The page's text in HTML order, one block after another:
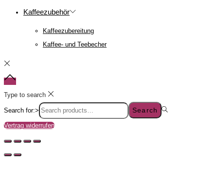
Kaffeezubehör
Kaffeezubereitung
Kaffee- und Teebecher
Type to search
Search for:> Search
Vertrag widerrufen